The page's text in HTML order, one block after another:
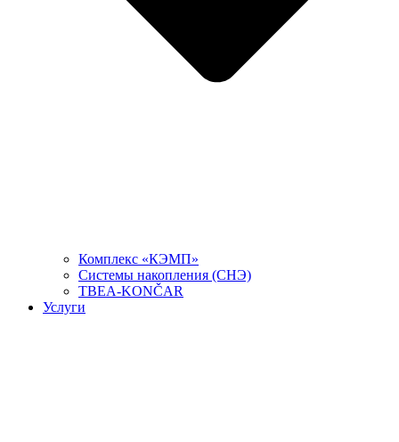
Комплекс «КЭМП»
Системы накопления (СНЭ)
TBEA-KONČAR
Услуги